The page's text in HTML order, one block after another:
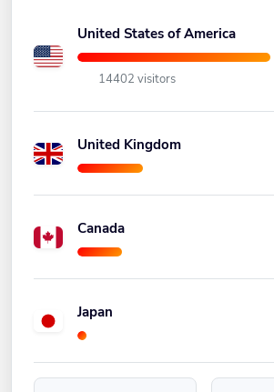
United States of America
14402 visitors
United Kingdom
Canada
Japan